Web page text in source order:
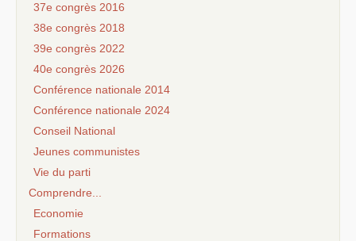
37e congrès 2016
38e congrès 2018
39e congrès 2022
40e congrès 2026
Conférence nationale 2014
Conférence nationale 2024
Conseil National
Jeunes communistes
Vie du parti
Comprendre...
Economie
Formations